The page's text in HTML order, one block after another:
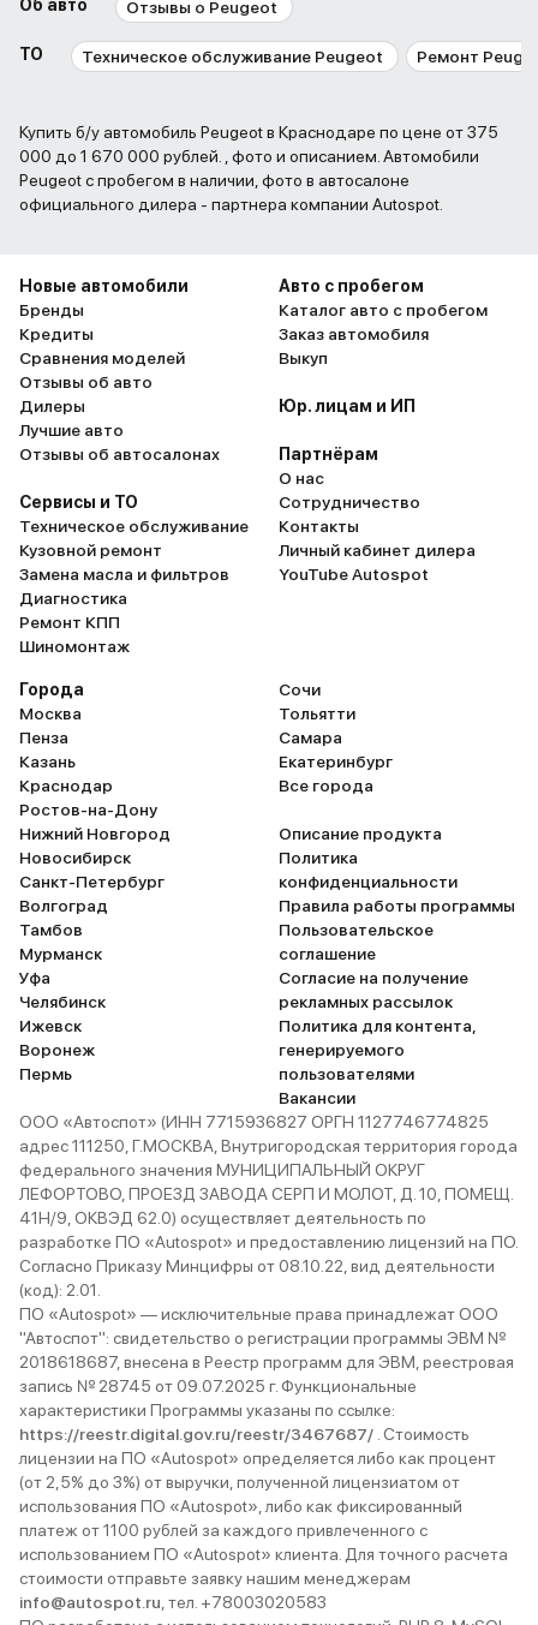
Об авто Отзывы о Peugeot
ТО Техническое обслуживание Peugeot Ремонт
Купить б/у автомобиль Peugeot в Краснодаре по цене от 375
000 до 1 670 000 рублей. , фото и описанием. Автомобили
Peugeot с пробегом в наличии, фото в автосалоне
официального дилера - партнера компании Autospot.
Новые автомобили
Бренды
Кредиты
Сравнения моделей
Отзывы об авто
Дилеры
Лучшие авто
Отзывы об автосалонах
Сервисы и ТО
Техническое обслуживание
Кузовной ремонт
Замена масла и фильтров
Диагностика
Ремонт КПП
Шиномонтаж
Авто с пробегом
Каталог авто с пробегом
Заказ автомобиля
Выкуп
Юр. лицам и ИП
Партнёрам
О нас
Сотрудничество
Контакты
Личный кабинет дилера
YouTube Autospot
Города
Москва
Пенза
Казань
Краснодар
Ростов-на-Дону
Нижний Новгород
Новосибирск
Санкт-Петербург
Волгоград
Тамбов
Мурманск
Уфа
Челябинск
Ижевск
Воронеж
Пермь
Сочи
Тольятти
Самара
Екатеринбург
Все города
Описание продукта
Политика
конфиденциальности
Правила работы программы
Пользовательское
соглашение
Согласие на получение
рекламных рассылок
Политика для контента,
генерируемого
пользователями
Вакансии
ООО «Автоспот» (ИНН 7715936827 ОРГН 1127746774825
адрес 111250, Г.МОСКВА, Внутригородская территория города
федерального значения МУНИЦИПАЛЬНЫЙ ОКРУГ
ЛЕФОРТОВО, ПРОЕЗД ЗАВОДА СЕРП И МОЛОТ, Д. 10, ПОМЕЩ.
41Н/9, ОКВЭД 62.0) осуществляет деятельность по
разработке ПО «Autospot» и предоставлению лицензий на ПО.
Согласно Приказу Минцифры от 08.10.22, вид деятельности
(код): 2.01.
ПО «Autospot» — исключительные права принадлежат ООО
"Автоспот": свидетельство о регистрации программы ЭВМ №
2018618687, внесена в Реестр программ для ЭВМ, реестровая
запись № 28745 от 09.07.2025 г. Функциональные
характеристики Программы указаны по ссылке:
https://reestr.digital.gov.ru/reestr/3467687/ . Стоимость
лицензии на ПО «Autospot» определяется либо как процент
(от 2,5% до 3%) от выручки, полученной лицензиатом от
использования ПО «Autospot», либо как фиксированный
платеж от 1100 рублей за каждого привлеченного с
использованием ПО «Autospot» клиента. Для точного расчета
стоимости отправьте заявку нашим менеджерам
info@autospot.ru , тел. +78003020583